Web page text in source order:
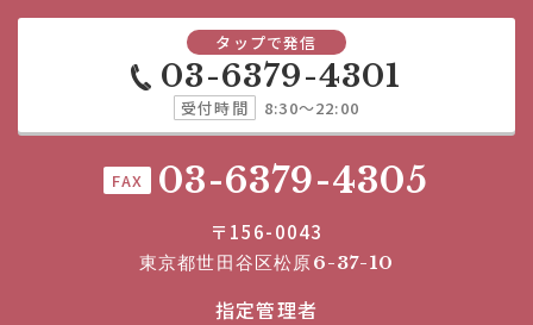
タップで発信
03-6379-4301
受付時間 8:30～22:00
FAX 03-6379-4305
〒156-0043
東京都世田谷区松原6-37-10
指定管理者